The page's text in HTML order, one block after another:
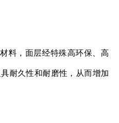
料，面层经特殊高环保、高
耐久性和耐磨性，从而增加